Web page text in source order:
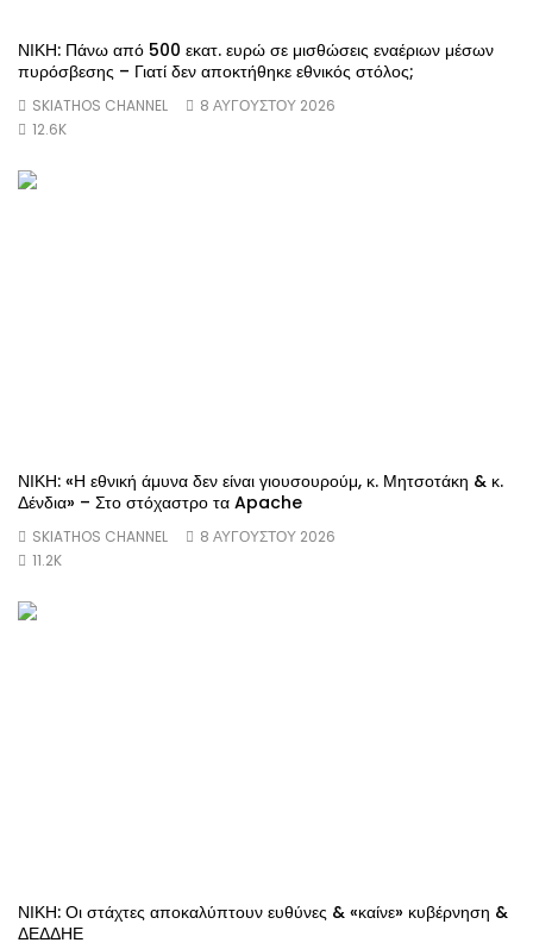
ΝΙΚΗ: Πάνω από 500 εκατ. ευρώ σε μισθώσεις εναέριων μέσων
πυρόσβεσης – Γιατί δεν αποκτήθηκε εθνικός στόλος;
SKIATHOS CHANNEL
8 ΑΥΓΟΎΣΤΟΥ 2026
12.6K
ΝΙΚΗ: «Η εθνική άμυνα δεν είναι γιουσουρούμ, κ. Μητσοτάκη & κ.
Δένδια» – Στο στόχαστρο τα Apache
SKIATHOS CHANNEL
8 ΑΥΓΟΎΣΤΟΥ 2026
11.2K
ΝΙΚΗ: Οι στάχτες αποκαλύπτουν ευθύνες & «καίνε» κυβέρνηση &
ΔΕΔΔΗΕ